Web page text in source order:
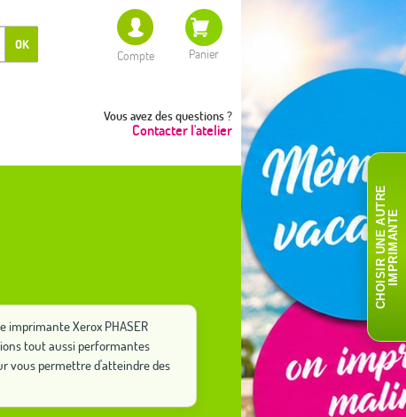
OK
Compte Panier
Vous avez des questions ?
Contacter l'atelier
Xerox PHASER
tout aussi performantes
vous permettre d'atteindre des
C
H
O
I
S
I
R
U
N
E
AU
T
R
E
I
M
P
R
I
M
A
N
TE